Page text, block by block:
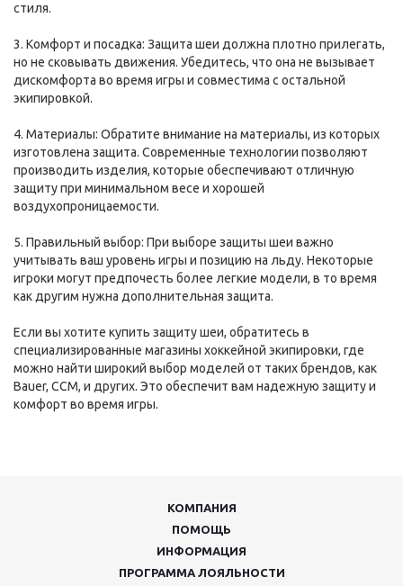
стиля.
3. Комфорт и посадка: Защита шеи должна плотно прилегать,
но не сковывать движения. Убедитесь, что она не вызывает
дискомфорта во время игры и совместима с остальной
экипировкой.
4. Материалы: Обратите внимание на материалы, из которых
изготовлена защита. Современные технологии позволяют
производить изделия, которые обеспечивают отличную
защиту при минимальном весе и хорошей
воздухопроницаемости.
5. Правильный выбор: При выборе защиты шеи важно
учитывать ваш уровень игры и позицию на льду. Некоторые
игроки могут предпочесть более легкие модели, в то время
как другим нужна дополнительная защита.
Если вы хотите купить защиту шеи, обратитесь в
специализированные магазины хоккейной экипировки, где
можно найти широкий выбор моделей от таких брендов, как
Bauer, CCM, и других. Это обеспечит вам надежную защиту и
комфорт во время игры.
КОМПАНИЯ
ПОМОЩЬ
ИНФОРМАЦИЯ
ПРОГРАММА ЛОЯЛЬНОСТИ